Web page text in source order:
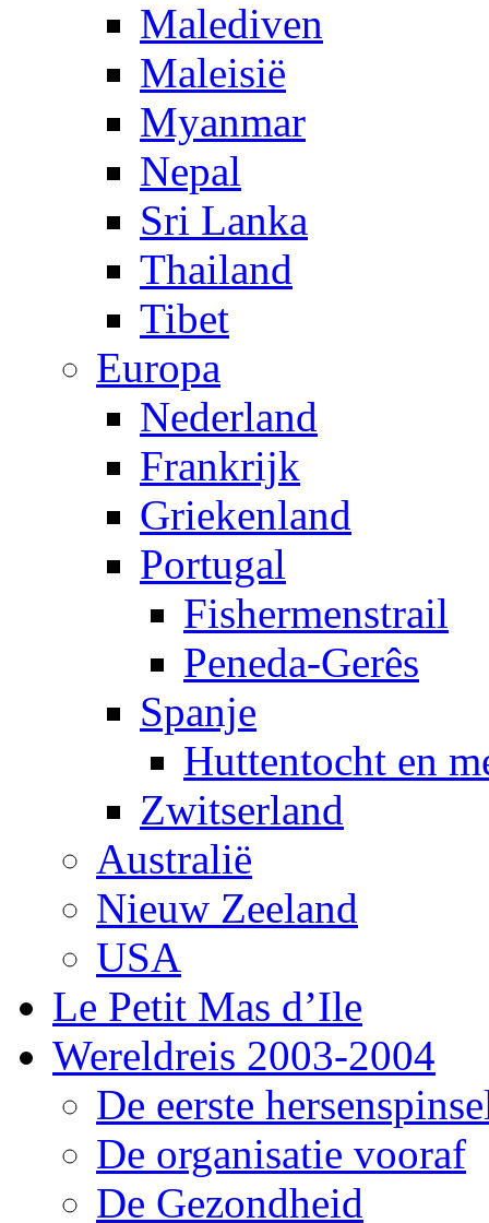
Malediven
Maleisië
Myanmar
Nepal
Sri Lanka
Thailand
Tibet
Europa
Nederland
Frankrijk
Griekenland
Portugal
Fishermenstrail
Peneda-Gerês
Spanje
Huttentocht en
Zwitserland
Australië
Nieuw Zeeland
USA
Le Petit Mas d’Ile
Wereldreis 2003-2004
De eerste
De organisatie vooraf
De Gezondheid